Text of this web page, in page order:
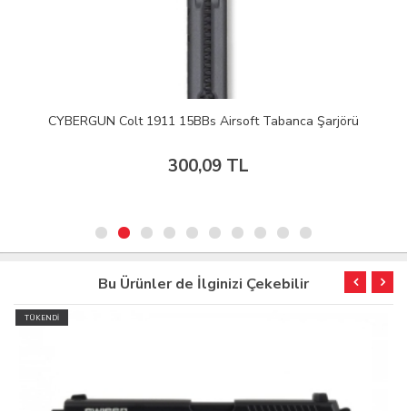
CYBERGUN Colt 1911 15BBs Airsoft Tabanca Şarjörü
300,09 TL
Bu Ürünler de İlginizi Çekebilir
TÜKENDİ